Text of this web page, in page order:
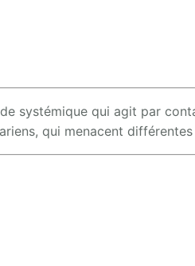
systémique qui agit par
qui menacent